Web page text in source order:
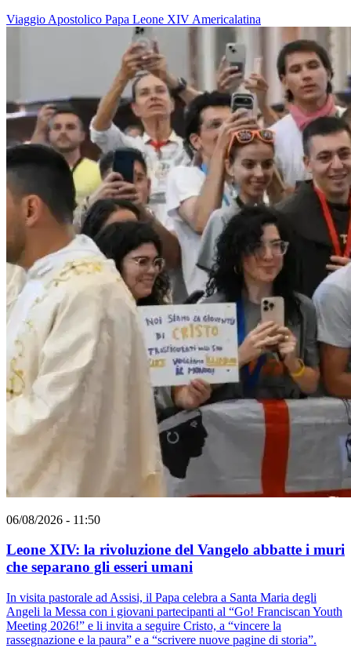
Viaggio Apostolico Papa Leone XIV Americalatina
06/08/2026 - 11:50
Leone XIV: la rivoluzione del Vangelo abbatte i muri
che separano gli esseri umani
In visita pastorale ad Assisi, il Papa celebra a Santa Maria degli
Angeli la Messa con i giovani partecipanti al “Go! Franciscan Youth
Meeting 2026!” e li invita a seguire Cristo, a “vincere la
rassegnazione e la paura” e a “scrivere nuove pagine di storia”.